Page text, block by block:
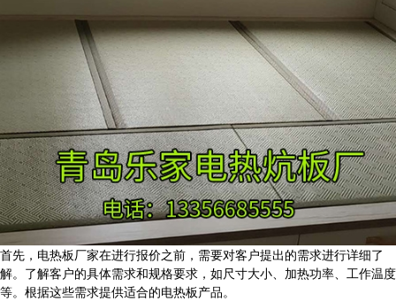
首先，电热板厂家在进行报价之前，需要对客户提出的需求进行详细了
解。了解客户的具体需求和规格要求，如尺寸大小、加热功率、工作温度
等。根据这些需求提供适合的电热板产品。